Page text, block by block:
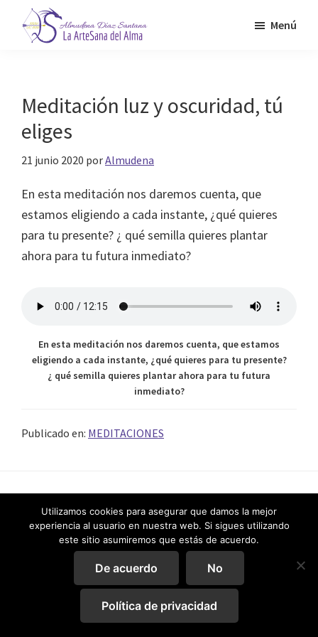
Saltar
del
Alma
Menú
Meditación luz y oscuridad, tú
eliges
21 junio 2020 porAlmudena
En esta meditación nos daremos cuenta, que
estamos eligiendo a cada instante, ¿qué quieres
para tu presente? ¿ qué semilla quieres plantar
ahora para tu futura inmediato?
En esta meditación nos daremos cuenta, que estamos
eligiendo a cada instante, ¿qué quieres para tu presente?
¿ qué semilla quieres plantar ahora para tu futura
inmediato?
Publicado en: MEDITACIONES
EN MOVIMIENTO SISTÉMICO CON PLAYMOBIL
MAESTRA EN 8 SISTEMAS DE REIKI
Aviso Legal·Política de Privacidad·Política de Cookies
Sitio web implementado por
Duando
Utilizamos cookies para asegurar que damos la mejor
experiencia al usuario en nuestra web. Si sigues utilizando
este sitio asumiremos que estás de acuerdo.
De acuerdo No
Política de privacidad